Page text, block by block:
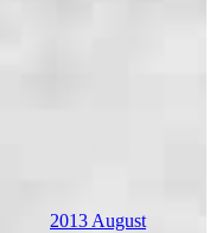
2013 August